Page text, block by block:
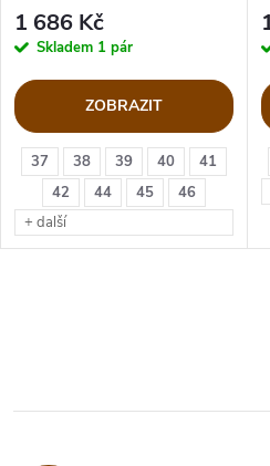
37 38 39 40
41
42
44 45
46
+ další
1 686 Kč
Skladem 1 pár
ZOBRAZIT